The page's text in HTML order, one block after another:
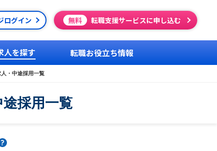
ログイン 無料 転職支援サービスに申し込む
人を探す 転職お役立ち情報
・中途採用一覧
採用一覧